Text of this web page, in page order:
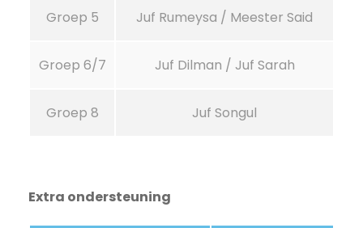
Groep 5 Juf Rumeysa / Meester Said
Groep 6/7 Juf Dilman / Juf Sarah
Groep 8 Juf Songul
Extra ondersteuning